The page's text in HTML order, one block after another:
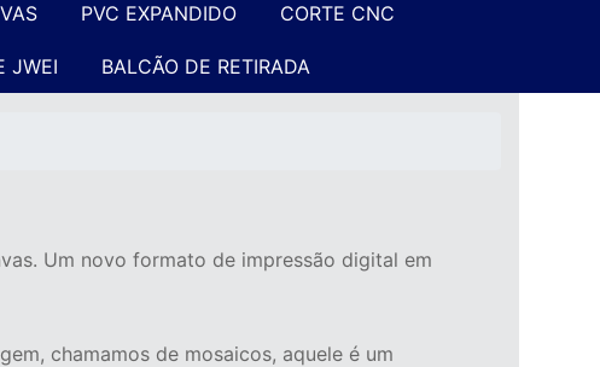
PVC EXPANDIDO CORTE CNC
JWEI BALCÃO DE RETIRADA
Um novo formato de impressão digital em
chamamos de mosaicos, aquele é um